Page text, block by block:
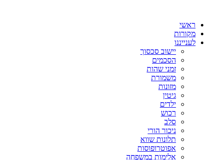
ראשי
מקורות
לענייננו
יישוב סכסוך
הסכמים
זמני שהות
משמורת
מזונות
גיטין
ילדים
רכוש
סלב
ניכור הורי
תלונות שווא
אפוטרופוסות
אלימות במשפחה